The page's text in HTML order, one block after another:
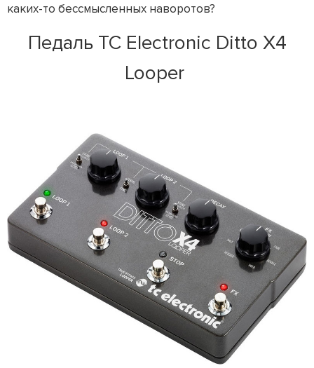
каких-то бессмысленных наворотов?
Педаль TC Electronic Ditto X4
Looper